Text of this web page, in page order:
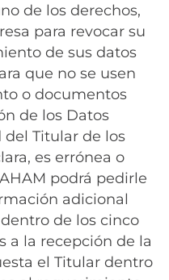
de los derechos,
para revocar su
de sus datos
que no se usen
o documentos
de los Datos
del Titular de los
es errónea o
podrá pedirle
adicional
de los cinco
a la recepción de la
el Titular dentro